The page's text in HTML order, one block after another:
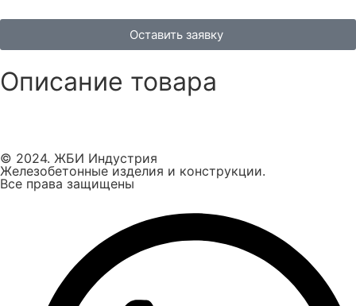
Оставить заявку
Описание товара
© 2024. ЖБИ Индустрия
Железобетонные изделия и конструкции.
Все права защищены